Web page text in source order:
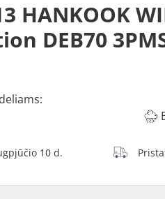
HANKOOK
DEB70
10 d.